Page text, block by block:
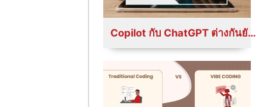
Copilot กับ ChatGPT ต่างกันยังไง? ใช้งานอะไรเมื่อไหร่ดี